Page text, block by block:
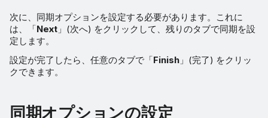
次に、同期オプションを設定する必要があります。これに
は、「Next 」(次へ) をクリックして、残りのタブで同期を設
定します。
設定が完了したら、任意のタブで「Finish 」(完了) をクリッ
クできます。
同期オプションの設定